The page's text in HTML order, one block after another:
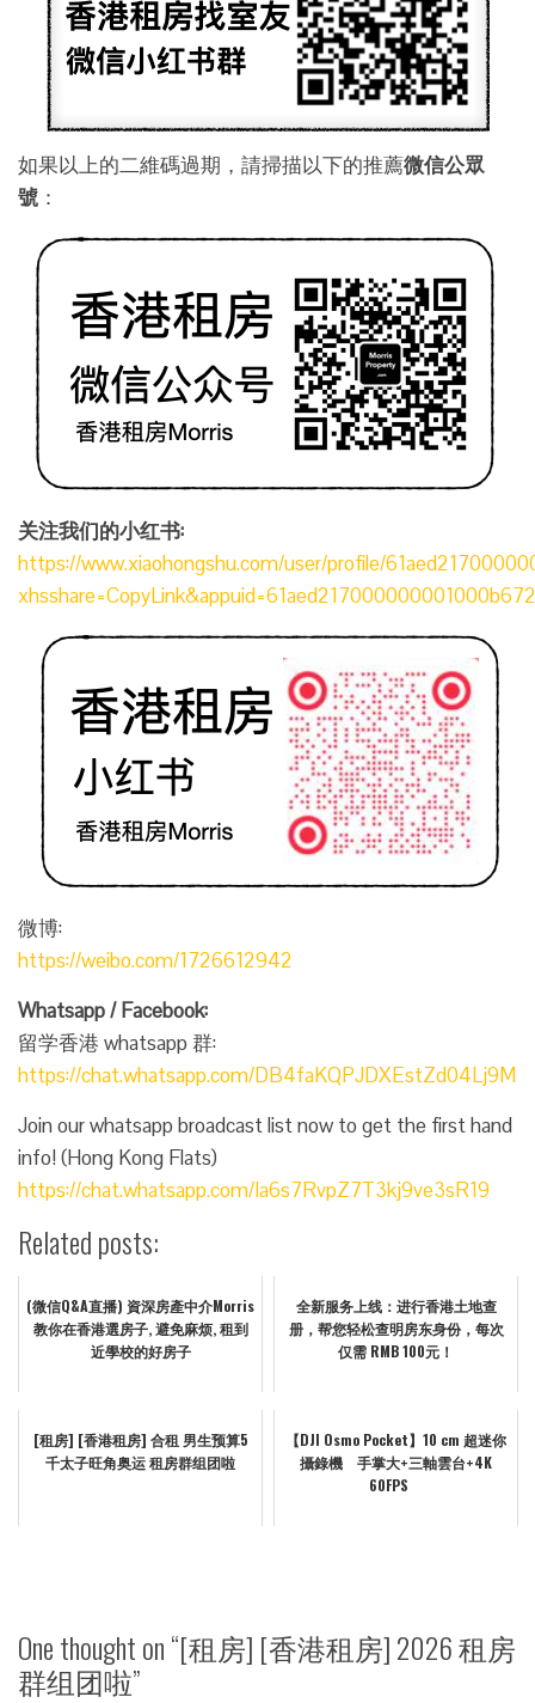
如果以上的二維碼過期，請掃描以下的推薦微信公眾
號 ：
关注我们的小红书:
https://www.xiaohongshu.com/user/profile/
微博:
https://weibo.com/1726612942
Whatsapp / Facebook:
留学香港 whatsapp 群:
https://chat.whatsapp.com/DB4faKQPJDXEstZd04Lj9M
Join our whatsapp broadcast list now to get the first hand
info! (Hong Kong Flats)
https://chat.whatsapp.com/Ia6s7RvpZ7T3kj9ve3sR19
Related posts:
(微信Q&A直播) 資深房產中介Morris
教你在香港選房子, 避免麻烦, 租到
近學校的好房子
全新服务上线：进行香港土地查
册，帮您轻松查明房东身份，每次
仅需 RMB 100元！
[租房] [香港租房] 合租 男生预算5
千太子旺角奥运 租房群组团啦
【DJI Osmo Pocket】10 cm 超迷你
攝錄機 手掌大+三軸雲台+4K
60FPS
One thought on “[租房] [香港租房] 2026 租房
群组团啦”